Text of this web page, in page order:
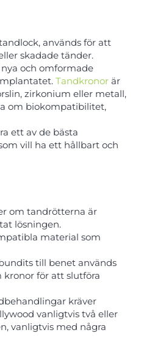
används för att
skadade tänder.
och omformade
Tandkronorär
zirkonium eller metall,
om biokompatibilitet,
ett av de bästa
vill ha ett hållbart och
om tandrötterna är
lösningen.
material som
till benet används
för att slutföra
kräver
vanligtvis två eller
vanligtvis med några